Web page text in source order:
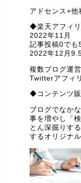
アドセンス+他
◆楽天アフィ
2022年11月
記事投稿0でも
2022年12月
複数ブログ運営
Twitterアフィ
◆コンテンツ
ブログでなか
事を増やし「
とん深掘りす
するオリジナ